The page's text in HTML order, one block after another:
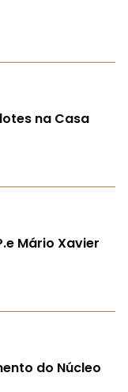
na Casa
Mário Xavier
do Núcleo